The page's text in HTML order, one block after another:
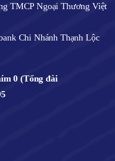
TMCP Ngoại Thương Việt
Chi Nhánh Thạnh Lộc
0 (Tổng đài